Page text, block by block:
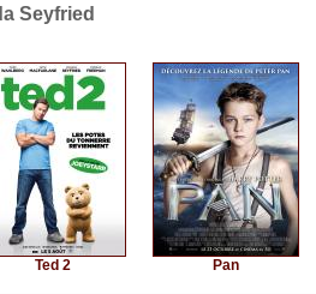
Seyfried
Ted 2 Pan